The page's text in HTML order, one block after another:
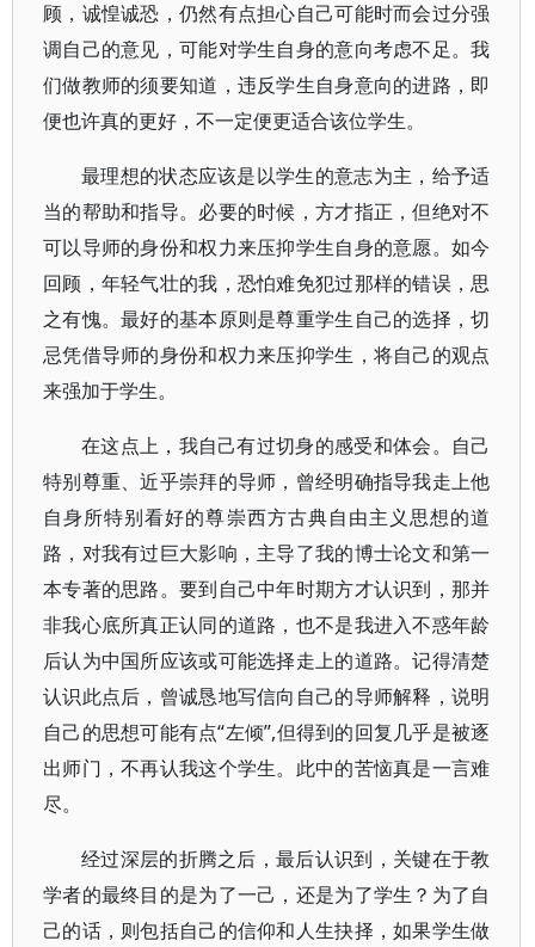
顾，诚惶诚恐，仍然有点担心自己可能时而会过分强
调自己的意见，可能对学生自身的意向考虑不足。我
们做教师的须要知道，违反学生自身意向的进路，即
便也许真的更好，不一定便更适合该位学生。
最理想的状态应该是以学生的意志为主，给予适
当的帮助和指导。必要的时候，方才指正，但绝对不
可以导师的身份和权力来压抑学生自身的意愿。如今
回顾，年轻气壮的我，恐怕难免犯过那样的错误，思
之有愧。最好的基本原则是尊重学生自己的选择，切
忌凭借导师的身份和权力来压抑学生，将自己的观点
来强加于学生。
在这点上，我自己有过切身的感受和体会。自己
特别尊重、近乎崇拜的导师，曾经明确指导我走上他
自身所特别看好的尊崇西方古典自由主义思想的道
路，对我有过巨大影响，主导了我的博士论文和第一
本专著的思路。要到自己中年时期方才认识到，那并
非我心底所真正认同的道路，也不是我进入不惑年龄
后认为中国所应该或可能选择走上的道路。记得清楚
认识此点后，曾诚恳地写信向自己的导师解释，说明
自己的思想可能有点“左倾”,但得到的回复几乎是被逐
出师门，不再认我这个学生。此中的苦恼真是一言难
尽。
经过深层的折腾之后，最后认识到，关键在于教
学者的最终目的是为了一己，还是为了学生？为了自
己的话，则包括自己的信仰和人生抉择，如果学生做